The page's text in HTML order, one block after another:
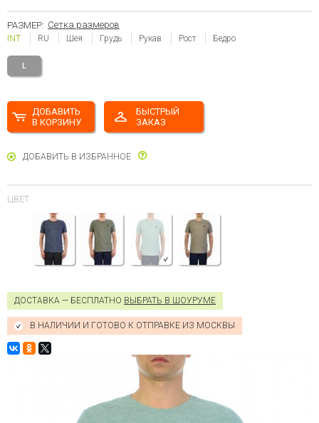
РАЗМЕР: Сетка размеров
INT RU Шея Грудь Рукав Рост Бедро
L
ДОБАВИТЬ
В КОРЗИНУ
БЫСТРЫЙ
ЗАКАЗ
ДОБАВИТЬ В ИЗБРАННОЕ
ЦВЕТ
ДОСТАВКА — БЕСПЛАТНО ВЫБРАТЬ В ШОУРУМЕ
В НАЛИЧИИ И ГОТОВО К ОТПРАВКЕ ИЗ МОСКВЫ